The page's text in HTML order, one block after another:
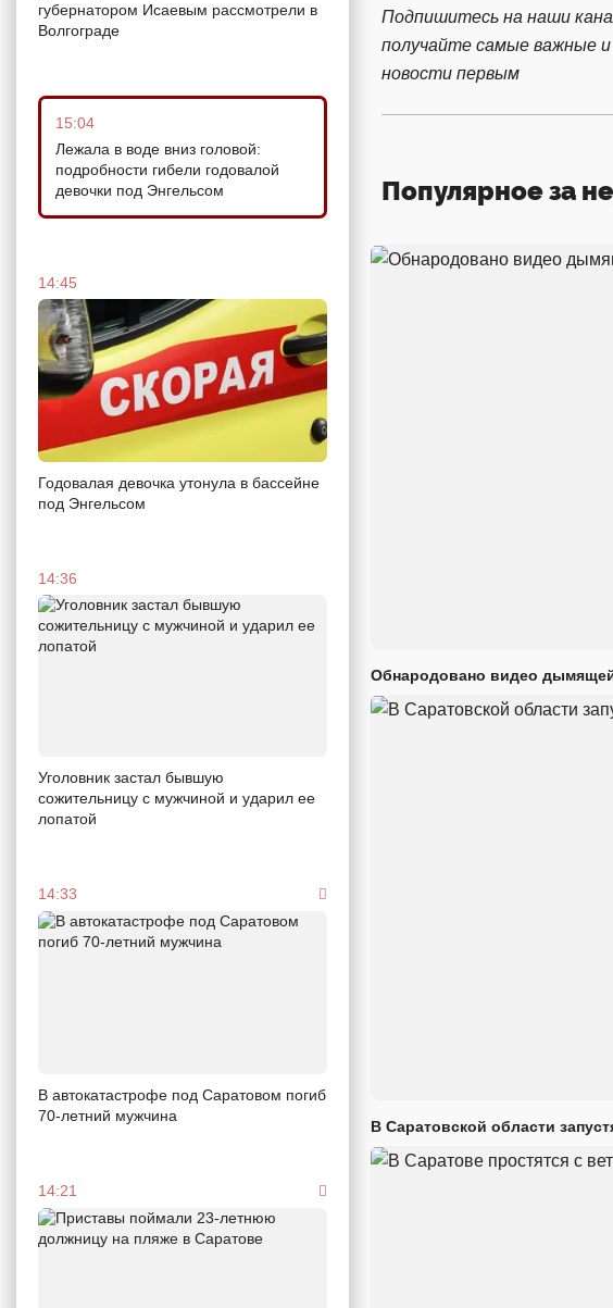
губернатором Исаевым рассмотрели в
Волгограде
15:04
Лежала в воде вниз головой:
подробности гибели годовалой
девочки под Энгельсом
14:45
Годовалая девочка утонула в бассейне
под Энгельсом
14:36
Уголовник застал бывшую
сожительницу с мужчиной и ударил ее
лопатой
14:33
В автокатастрофе под Саратовом погиб
70-летний мужчина
14:21
Подпишитесь на наши
получайте самые важные
новости первым
Популярное за
Обнародовано видео
В Саратовской области